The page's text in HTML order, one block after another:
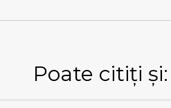
Poate citiți și: